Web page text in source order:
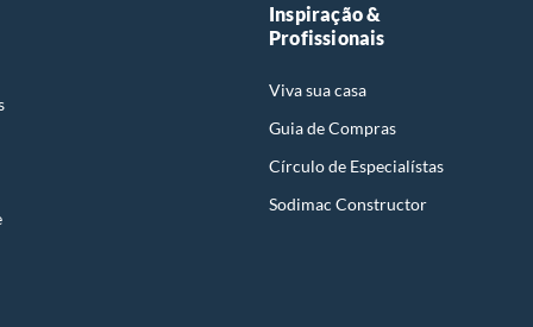
Inspiração &
Profissionais
Viva sua casa
Guia de Compras
Círculo de Especialístas
Sodimac Constructor